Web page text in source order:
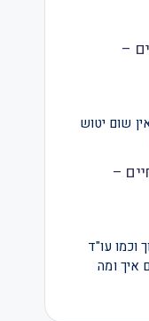
–
שום יטוש
–
וכמו עו"ד
איך ומה